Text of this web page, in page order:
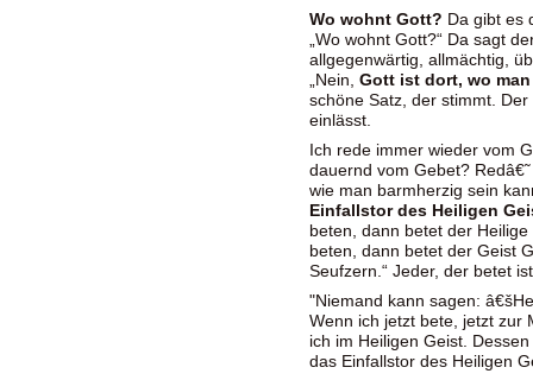
Wo wohnt Gott? Da gibt es
„Wo wohnt Gott?“ Da sagt
allgegenwärtig, allmächtig,
„Nein, Gott ist dort, wo
schöne Satz, der stimmt.
einlässt.
Ich rede immer wieder vom
dauernd vom Gebet?
wie man barmherzig sein
Einfallstor des Heiligen
beten, dann betet der Heilige
beten, dann betet der Geist
Seufzern.“ Jeder, der betet
"Niemand kann sagen:
Wenn ich jetzt bete, jetzt zur
ich im Heiligen Geist.
das Einfallstor des Heiligen